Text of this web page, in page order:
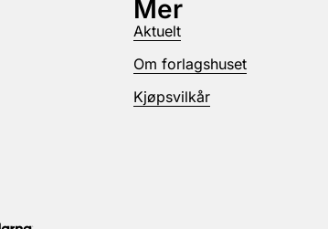
Mer
Aktuelt
Om forlagshuset
Kjøpsvilkår